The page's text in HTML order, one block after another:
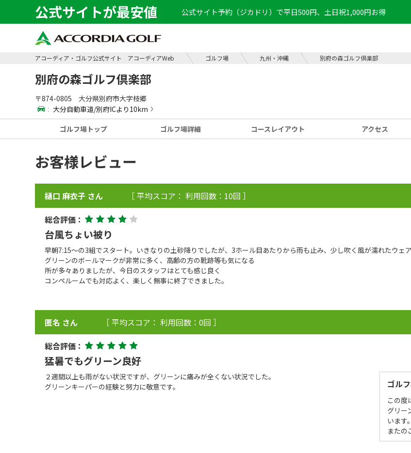
公式サイトが最安値 公式サイト予約（ジカドリ）で平日500円、土日祝1,000円お得
アコーディア・ゴルフ公式サイト アコーディアWeb ゴルフ場 九州・沖縄 別府の森ゴルフ倶楽部
別府の森ゴルフ倶楽部
〒874-0805 大分県別府市大字枝郷
: 大分自動車道/別府ICより10km
ゴルフ場 トップ ゴルフ場詳細 コース レイアウト アクセス
お客様レビュー
樋口 麻衣子 さん ［ 平均スコア： 利用回数：10回 ］
総合評価：
台風ちょい被り
早朝7:15〜の3組でスタート。いきなりの土砂降りでしたが、3ホール目あたりから雨も止み、少し吹く風が濡れたウェ
グリーンのボールマークが非常に多く、高齢の方の靴跡等も気になる
所が多々ありましたが、今日のスタッフはとても感じ良く
コンペルームでも対応よく、楽しく無事に終了できました。
匿名 さん ［ 平均スコア： 利用回数：0回 ］
総合評価：
猛暑でもグリーン良好
２週間以上も雨がない状況ですが、グリーンに痛みが全くない状況でした。
グリーンキーパーの経験と努力に敬意です。
ゴル
この度
グリー
います。
またの